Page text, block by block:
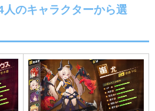
のキャラクターから選